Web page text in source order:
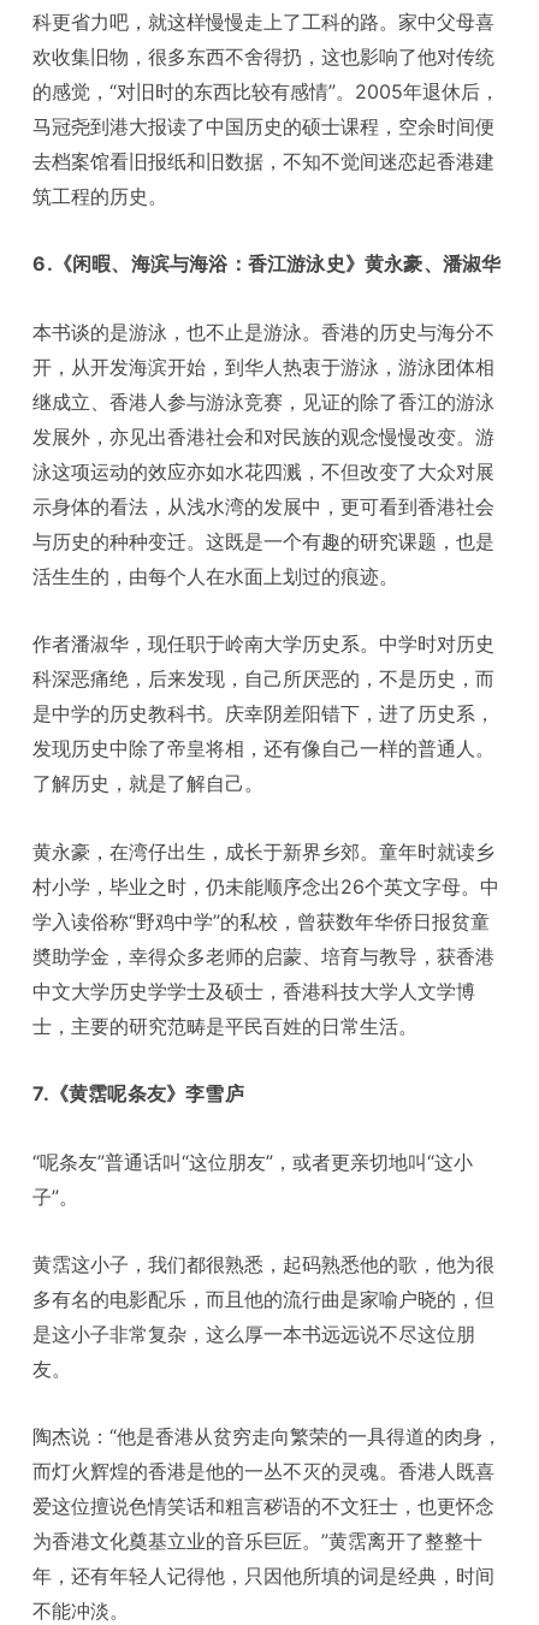
科更省力吧，就这样慢慢走上了工科的路。家中父母喜
欢收集旧物，很多东西不舍得扔，这也影响了他对传统
的感觉，“对旧时的东西比较有感情”。2005年退休后，
马冠尧到港大报读了中国历史的硕士课程，空余时间便
去档案馆看旧报纸和旧数据，不知不觉间迷恋起香港建
筑工程的历史。
6.《闲暇、海滨与海浴：香江游泳史》黄永豪、潘淑华
本书谈的是游泳，也不止是游泳。香港的历史与海分不
开，从开发海滨开始，到华人热衷于游泳，游泳团体相
继成立、香港人参与游泳竞赛，见证的除了香江的游泳
发展外，亦见出香港社会和对民族的观念慢慢改变。游
泳这项运动的效应亦如水花四溅，不但改变了大众对展
示身体的看法，从浅水湾的发展中，更可看到香港社会
与历史的种种变迁。这既是一个有趣的研究课题，也是
活生生的，由每个人在水面上划过的痕迹。
作者潘淑华，现任职于岭南大学历史系。中学时对历史
科深恶痛绝，后来发现，自己所厌恶的，不是历史，而
是中学的历史教科书。庆幸阴差阳错下，进了历史系，
发现历史中除了帝皇将相，还有像自己一样的普通人。
了解历史，就是了解自己。
黄永豪，在湾仔出生，成长于新界乡郊。童年时就读乡
村小学，毕业之时，仍未能顺序念出26个英文字母。中
学入读俗称“野鸡中学”的私校，曾获数年华侨日报贫童
奬助学金，幸得众多老师的启蒙、培育与教导，获香港
中文大学历史学学士及硕士，香港科技大学人文学博
士，主要的研究范畴是平民百姓的日常生活。
7.《黄霑呢条友》李雪庐
“呢条友”普通话叫“这位朋友”，或者更亲切地叫“这小
子”。
黄霑这小子，我们都很熟悉，起码熟悉他的歌，他为很
多有名的电影配乐，而且他的流行曲是家喻户晓的，但
是这小子非常复杂，这么厚一本书远远说不尽这位朋
友。
陶杰说：“他是香港从贫穷走向繁荣的一具得道的肉身，
而灯火辉煌的香港是他的一丛不灭的灵魂。香港人既喜
爱这位擅说色情笑话和粗言秽语的不文狂士，也更怀念
为香港文化奠基立业的音乐巨匠。”黄霑离开了整整十
年，还有年轻人记得他，只因他所填的词是经典，时间
不能冲淡。